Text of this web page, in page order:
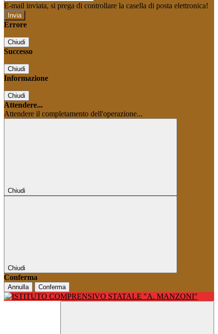
E-mail inviata, si prega di controllare la casella di posta elettronica!
Errore
Chiudi
Successo
Chiudi
Informazione
Chiudi
Attendere...
Attendere il completamento dell'operazione...
Chiudi
Chiudi
Conferma
Annulla Conferma